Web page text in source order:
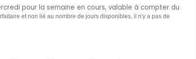
pour la semaine en cours, valable à compter du
et non lié au nombre de jours disponibles, il n'y a pas de